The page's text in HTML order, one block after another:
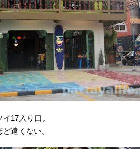
17入り口。
遠くない。